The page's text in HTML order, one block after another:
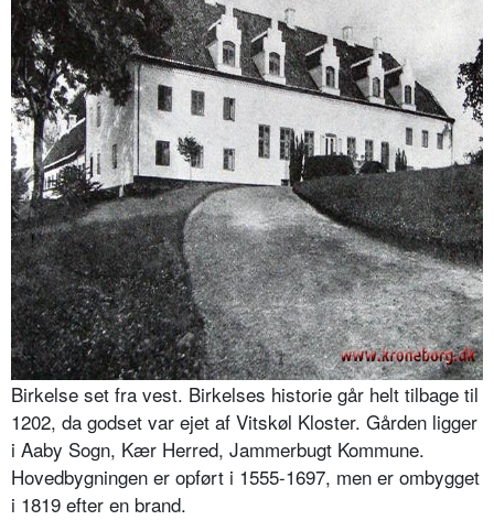
Birkelse set fra vest. Birkelses historie går helt tilbage til
1202, da godset var ejet af Vitskøl Kloster. Gården ligger
i Aaby Sogn, Kær Herred, Jammerbugt Kommune.
Hovedbygningen er opført i 1555-1697, men er ombygget
i 1819 efter en brand.